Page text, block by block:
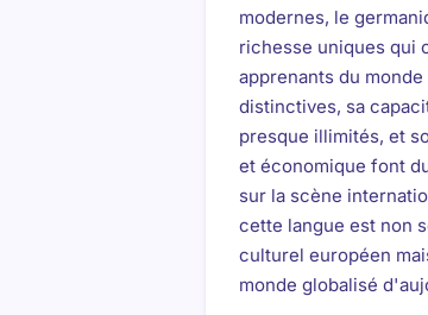
modernes, le
richesse uniques qui
apprenants du
distinctives, sa
presque illimités, et
et économique font
sur la scène
cette langue est non
culturel européen
monde globalisé